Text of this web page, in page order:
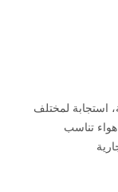
استجابة لمختلف
تناسب